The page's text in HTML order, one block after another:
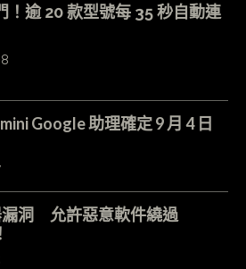
！逾 20 款型號每 35 秒自動連
Google 助理確定 9 月 4 日
漏洞 允許惡意軟件繞過